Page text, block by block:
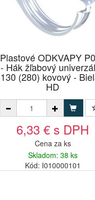
Plastové ODKVAPY
- Hák žľabový
130 (280) kovový -
HD
6,33 € s DPH
Cena za ks
Skladom: 38 ks
Kód: I010000101